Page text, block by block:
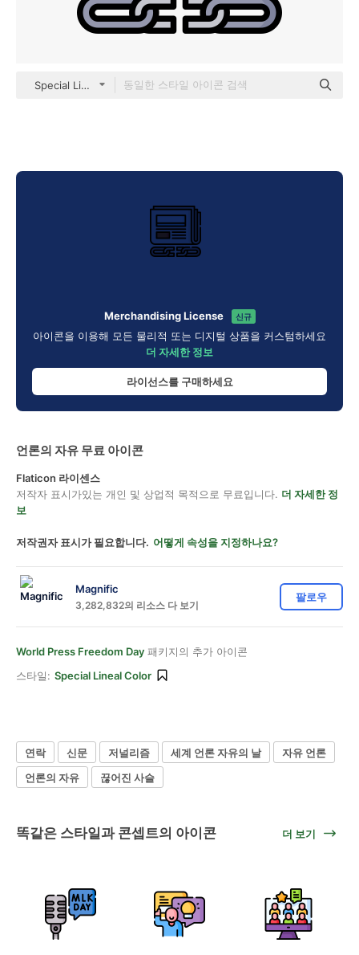
Special Lineal color
Merchandising License 신규
아이콘을 이용해 모든 물리적 또는 디지털 상품을 커스텀하세요
더 자세한 정보
라이선스를 구매하세요
언론의 자유 무료 아이콘
Flaticon 라이센스
저작자 표시가있는 개인 및 상업적 목적으로 무료입니다. 더 자세한 정
보
저작권자 표시가 필요합니다. 어떻게 속성을 지정하나요?
Magnific
3,282,832의 리소스 다 보기
팔로우
World Press Freedom Day 패키지의 추가 아이콘
스타일: Special Lineal Color
연락 신문 저널리즘 세계 언론 자유의 날
자유 언론
언론의 자유
끊어진 사슬
똑같은 스타일과 콘셉트의 아이콘 더 보기